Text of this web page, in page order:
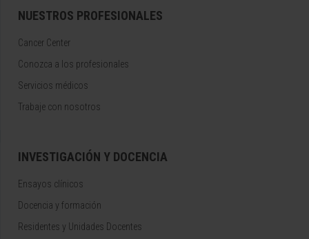
NUESTROS PROFESIONALES
Cancer Center
Conozca a los profesionales
Servicios médicos
Trabaje con nosotros
INVESTIGACIÓN Y DOCENCIA
Ensayos clínicos
Docencia y formación
Residentes y Unidades Docentes